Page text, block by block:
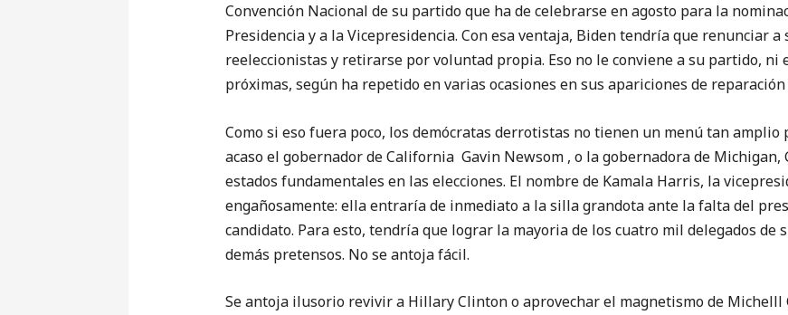
Convención Nacional de su partido que ha de celebrarse en agosto para la
Presidencia y a la Vicepresidencia. Con esa ventaja, Biden tendría que renunciar a
reeleccionistas y retirarse por voluntad propia. Eso no le conviene a su partido, ni
próximas, según ha repetido en varias ocasiones en sus apariciones de reparación
Como si eso fuera poco, los demócratas derrotistas no tienen un menú tan amplio
acaso el gobernador de California Gavin Newsom , o la gobernadora de Michigan,
estados fundamentales en las elecciones. El nombre de Kamala Harris, la
engañosamente: ella entraría de inmediato a la silla grandota ante la falta del
candidato. Para esto, tendría que lograr la mayoria de los cuatro mil delegados de
demás pretensos. No se antoja fácil.
Se antoja ilusorio revivir a Hillary Clinton o aprovechar el magnetismo de Michelll